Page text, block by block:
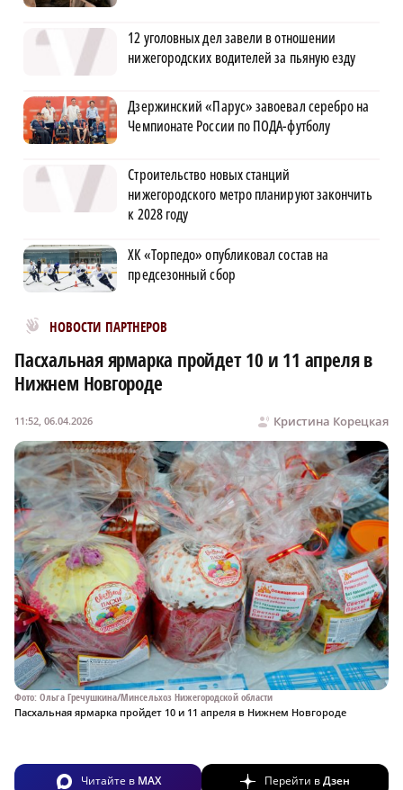
12 уголовных дел завели в отношении
нижегородских водителей за пьяную езду
Дзержинский «Парус» завоевал серебро на
Чемпионате России по ПОДА-футболу
Строительство новых станций
нижегородского метро планируют закончить
к 2028 году
ХК «Торпедо» опубликовал состав на
предсезонный сбор
НОВОСТИ ПАРТНЕРОВ
Новости МирТесен
Пасхальная ярмарка пройдет 10 и 11 апреля в
Нижнем Новгороде
Кристина Корецкая
11:52, 06.04.2026
Фото: Ольга Гречушкина/Минсельхоз Нижегородской области
Пасхальная ярмарка пройдет 10 и 11 апреля в Нижнем Новгороде
Читайте в MAX Перейти вДзен